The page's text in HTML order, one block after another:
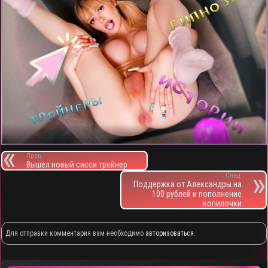
Пред.
Вышел новый сисси трейнер
След.
Поддержка от Александры на
100 рублей и пополнение
копилочки
Для отправки комментария вам необходимо авторизоваться.